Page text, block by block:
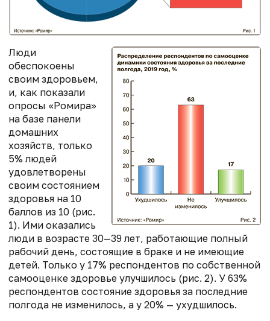
Люди
обеспокоены
своим здоровьем,
и, как показали
опросы «Ромира»
на базе панели
домашних
хозяйств, только
5% людей
удовлетворены
своим состоянием
здоровья на 10
баллов из 10 (рис.
1). Ими оказались
люди в возрасте 30—39 лет, работающие полный
рабочий день, состоящие в браке и не имеющие
детей. Только у 17% респондентов по собственной
самооценке здоровье улучшилось (рис. 2). У 63%
респондентов состояние здоровья за последние
полгода не изменилось, а у 20% — ухудшилось.